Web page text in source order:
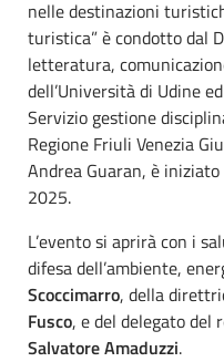
nelle destinazioni
turistica” è condotto dal
letteratura,
dell’Università di Udine
Servizio gestione
Regione Friuli Venezia
Andrea Guaran, è
2025.
L’evento si aprirà con i
difesa dell’ambiente,
Scoccimarro, della
Fusco, e del delegato del
Salvatore Amaduzzi.